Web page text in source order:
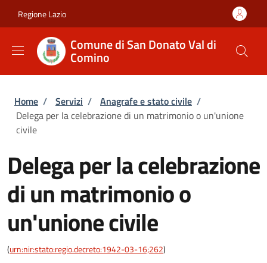
Regione Lazio
Comune di San Donato Val di
Comino
Briciole di pane
Home / Servizi / Anagrafe e stato civile /
Delega per la celebrazione di un matrimonio o un'unione
civile
Delega per la celebrazione
di un matrimonio o
un'unione civile
(urn:nir:stato:regio.decreto:1942-03-16;262)